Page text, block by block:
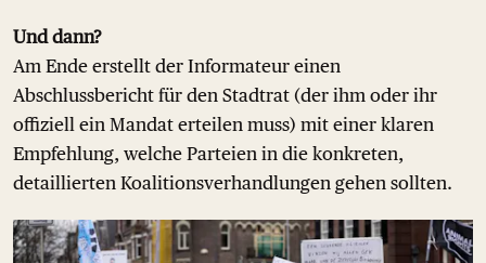
Und dann?
Am Ende erstellt der Informateur einen
Abschlussbericht für den Stadtrat (der ihm oder ihr
offiziell ein Mandat erteilen muss) mit einer klaren
Empfehlung, welche Parteien in die konkreten,
detaillierten Koalitionsverhandlungen gehen sollten.